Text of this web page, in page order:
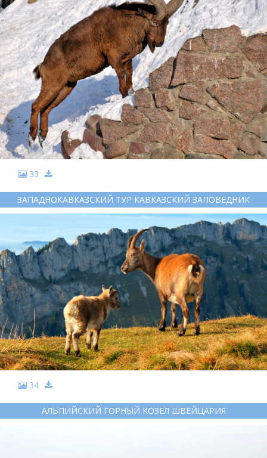
33
ЗАПАДНОКАВКАЗСКИЙ ТУР КАВКАЗСКИЙ ЗАПОВЕДНИК
34
АЛЬПИЙСКИЙ ГОРНЫЙ КОЗЕЛ ШВЕЙЦАРИЯ